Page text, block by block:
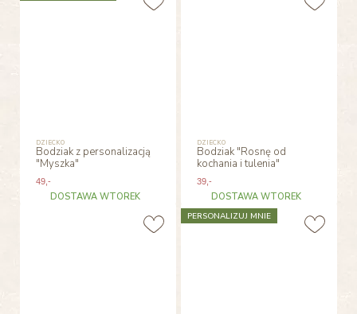
DZIECKO
Bodziak z personalizacją
"Myszka"
49,-
DOSTAWA WTOREK
DZIECKO
Bodziak "Rosnę od
kochania i tulenia"
39 ,-
DOSTAWA WTOREK
PERSONALIZUJ MNIE